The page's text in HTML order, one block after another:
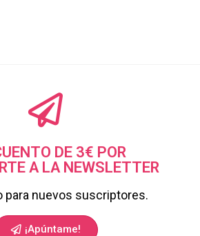
DE 3€ POR
A LA NEWSLETTER
para nuevos suscriptores.
¡Apúntame!